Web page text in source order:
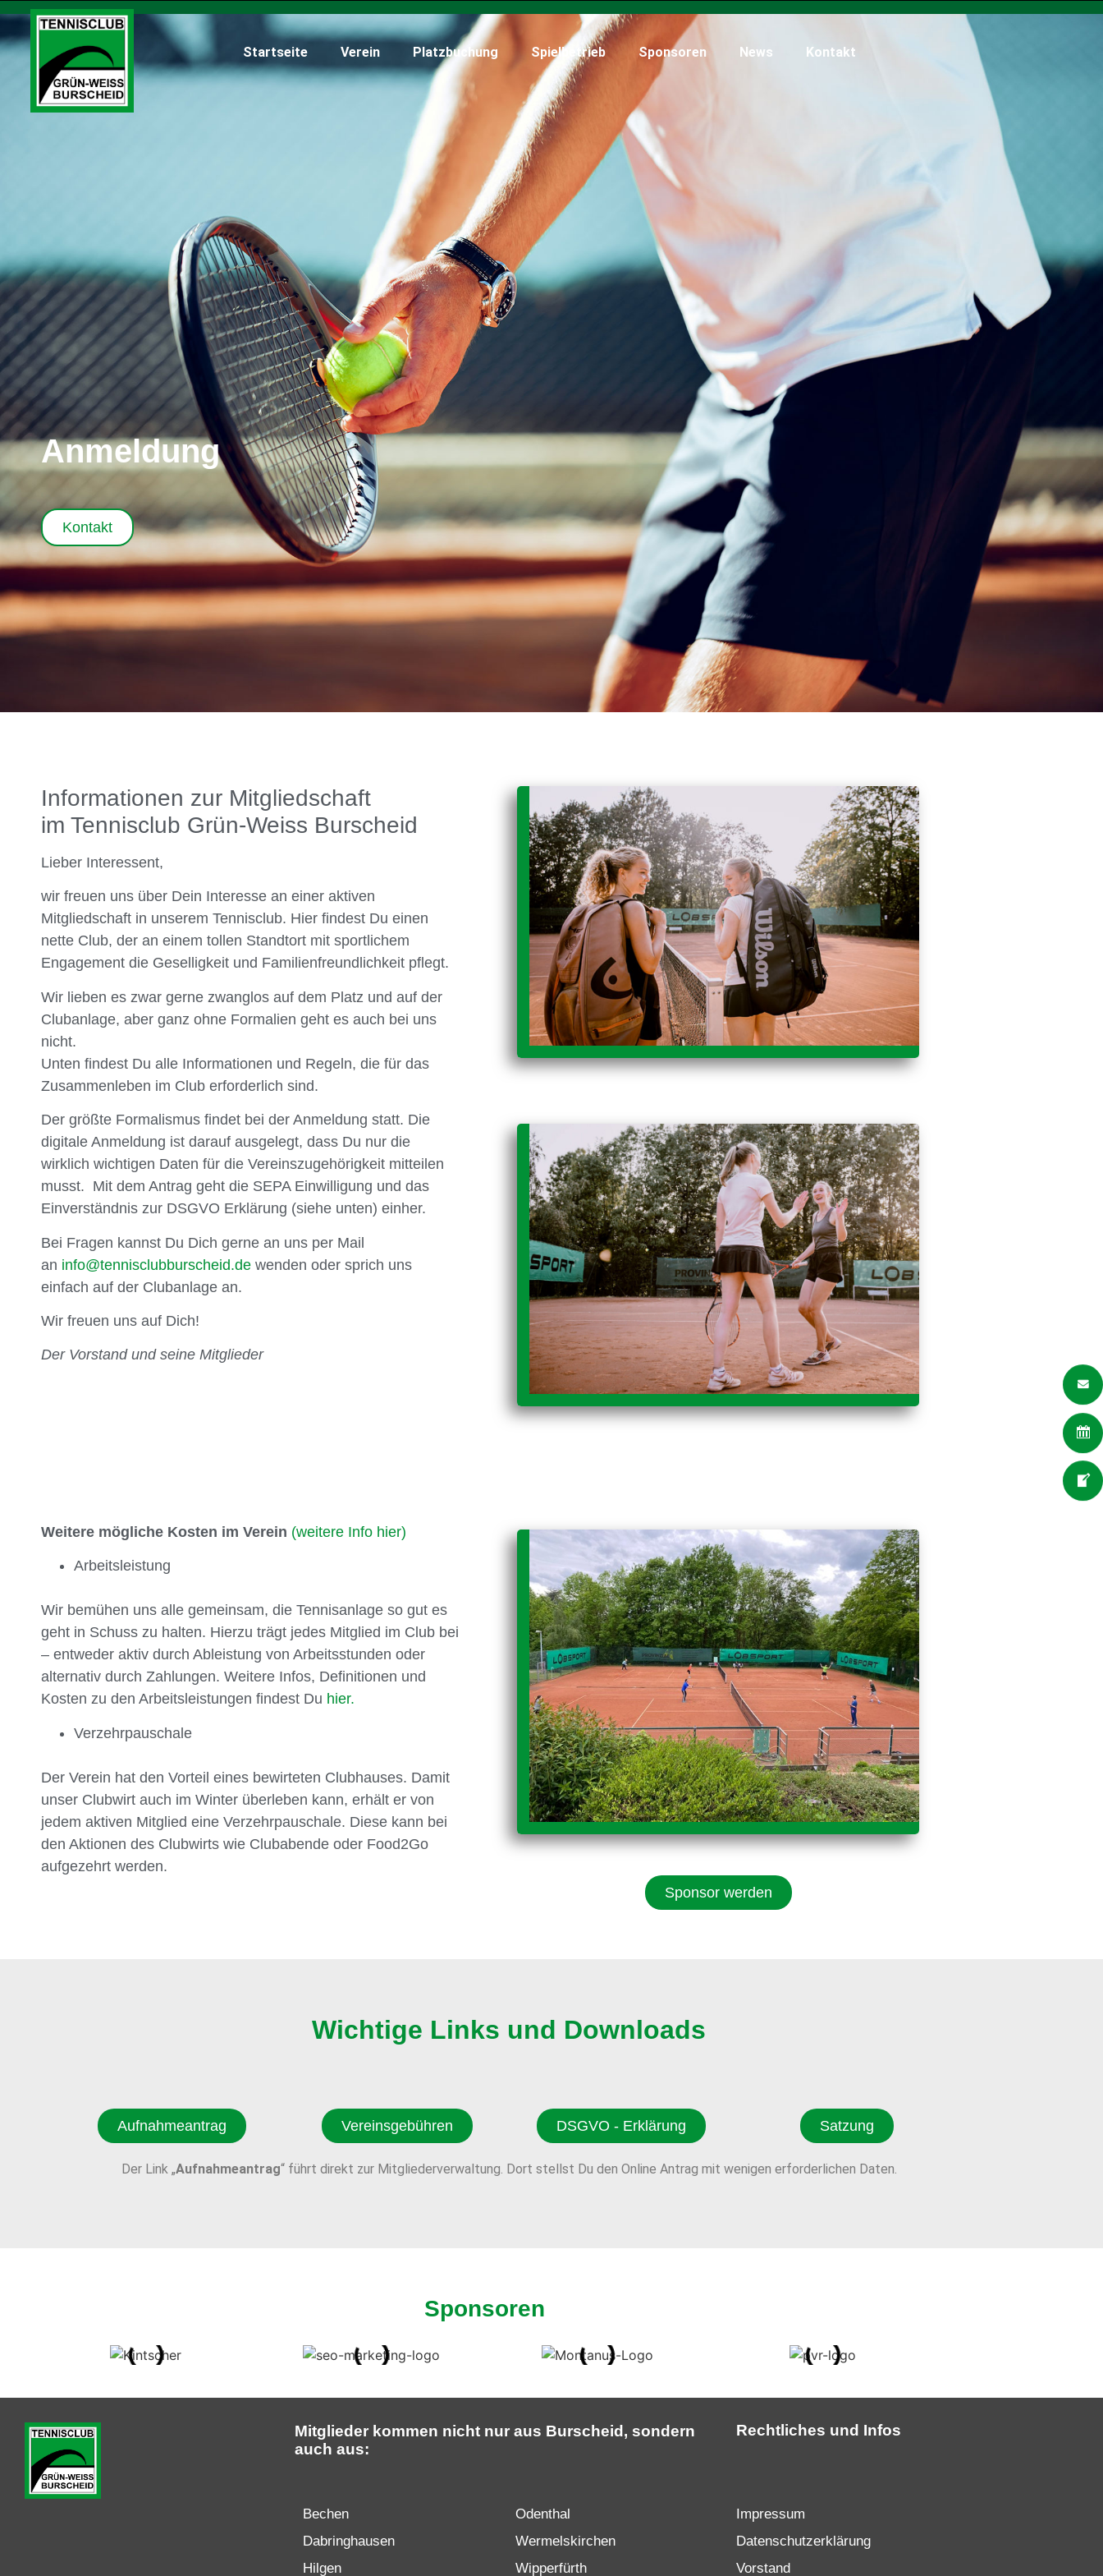
Startseite Verein Platzbuchung Spielbetrieb Sponsoren News Kontakt
Anmeldung
Kontakt
Informationen zur Mitgliedschaft
im Tennisclub Grün-Weiss Burscheid
Lieber Interessent,
wir freuen uns über Dein Interesse an einer aktiven
Mitgliedschaft in unserem Tennisclub. Hier findest Du einen
nette Club, der an einem tollen Standtort mit sportlichem
Engagement die Geselligkeit und Familienfreundlichkeit pflegt.
Wir lieben es zwar gerne zwanglos auf dem Platz und auf der
Clubanlage, aber ganz ohne Formalien geht es auch bei uns
nicht.
Unten findest Du alle Informationen und Regeln, die für das
Zusammenleben im Club erforderlich sind.
Der größte Formalismus findet bei der Anmeldung statt. Die
digitale Anmeldung ist darauf ausgelegt, dass Du nur die
wirklich wichtigen Daten für die Vereinszugehörigkeit mitteilen
musst. Mit dem Antrag geht die SEPA Einwilligung und das
Einverständnis zur DSGVO Erklärung (siehe unten) einher.
Bei Fragen kannst Du Dich gerne an uns per Mail
an info@tennisclubburscheid.de wenden oder sprich uns
einfach auf der Clubanlage an.
Wir freuen uns auf Dich!
Der Vorstand und seine Mitglieder
Weitere mögliche Kosten im Verein (weitere Info hier)
Arbeitsleistung
Wir bemühen uns alle gemeinsam, die Tennisanlage so gut es
geht in Schuss zu halten. Hierzu trägt jedes Mitglied im Club bei
– entweder aktiv durch Ableistung von Arbeitsstunden oder
alternativ durch Zahlungen. Weitere Infos, Definitionen und
Kosten zu den Arbeitsleistungen findest Du hier.
Verzehrpauschale
Der Verein hat den Vorteil eines bewirteten Clubhauses. Damit
unser Clubwirt auch im Winter überleben kann, erhält er von
jedem aktiven Mitglied eine Verzehrpauschale. Diese kann bei
den Aktionen des Clubwirts wie Clubabende oder Food2Go
aufgezehrt werden.
Sponsor werden
Wichtige Links und Downloads
Aufnahmeantrag Vereinsgebühren DSGVO - Erklärung Satzung
Der Link „Aufnahmeantrag“ führt direkt zur Mitgliederverwaltung. Dort stellst Du den Online Antrag mit wenigen erforderlichen Daten.
Sponsoren
Mitglieder kommen nicht nur aus Burscheid, sondern
auch aus:
Bechen
Dabringhausen
Hilgen
Odenthal
Wermelskirchen
Wipperfürth
Rechtliches und Infos
Impressum
Datenschutzerklärung
Vorstand